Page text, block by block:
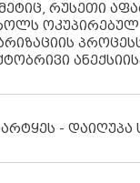
მეტიც, რუსეთი
ოკუპირებულ
- დაიღუპა